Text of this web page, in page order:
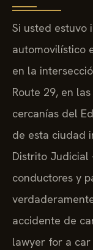
Si usted estuvo
automovilístico
en la
Route 29, en
cercanías del
de esta ciudad
Distrito
conductores y
accidente de
lawyer for a car